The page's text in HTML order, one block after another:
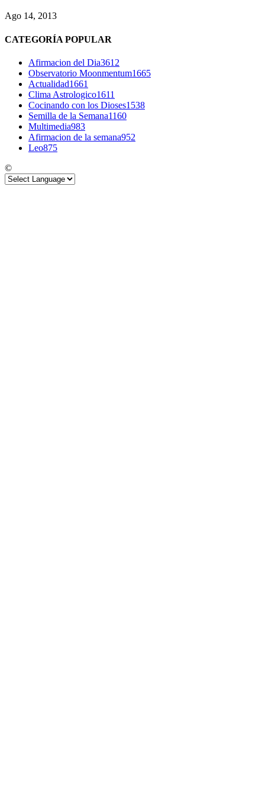
Ago 14, 2013
CATEGORÍA POPULAR
Afirmacion del Dia3612
Observatorio Moonmentum1665
Actualidad1661
Clima Astrologico1611
Cocinando con los Dioses1538
Semilla de la Semana1160
Multimedia983
Afirmacion de la semana952
Leo875
©